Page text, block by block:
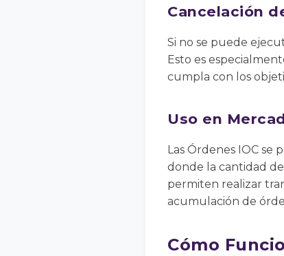
Cancelación
Si no se puede
Esto es
cumpla con los
Uso en
Las Órdenes IOC
donde la cantidad
permiten realizar
acumulación de
Cómo